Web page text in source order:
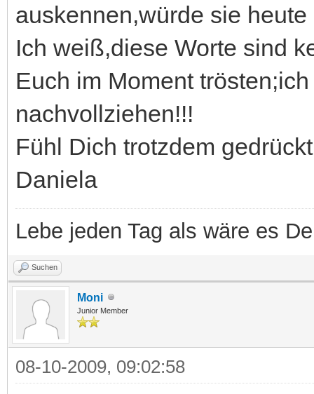
auskennen,würde sie
Ich weiß,diese Worte sind
Euch im Moment
nachvollziehen!!!
Fühl Dich trotzdem
Daniela
Lebe jeden Tag als wäre es
Suchen
Moni
Junior Member
08-10-2009, 09:02:58